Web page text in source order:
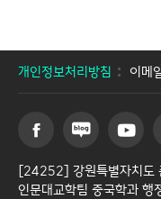
개인정보처리방침 이메
[24252] 강원특별자치도
인문대교학팀 중국학과 행